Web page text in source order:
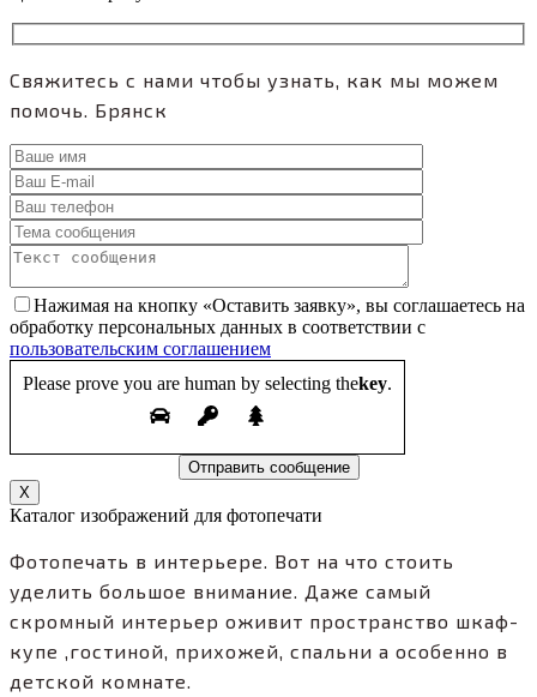
Свяжитесь с нами чтобы узнать, как мы можем
помочь. Брянск
Нажимая на кнопку «Оставить заявку», вы соглашаетесь на
обработку персональных данных в соответствии с
пользовательским соглашением
Please prove you are human by selecting thekey.
X
Каталог изображений для фотопечати
Фотопечать в интерьере. Вот на что стоить
уделить большое внимание. Даже самый
скромный интерьер оживит пространство шкаф-
купе ,гостиной, прихожей, спальни а особенно в
детской комнате.